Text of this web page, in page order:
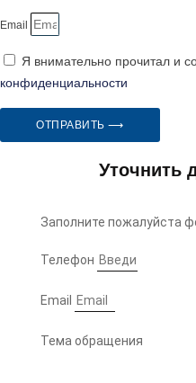
Email
Я внимательно прочитал и
конфиденциальности
ОТПРАВИТЬ ⟶
Уточнить
Заполните пожалуйста
Телефон
Email
Тема обращения